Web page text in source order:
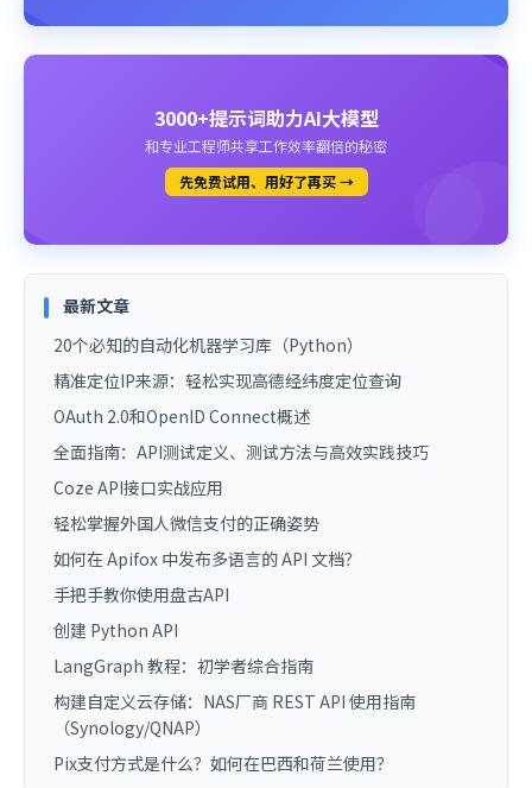
3000+提示词助力AI大模型
和专业工程师共享工作效率翻倍的秘密
先免费试用、用好了再买 →
最新文章
20个必知的自动化机器学习库（Python）
精准定位IP来源：轻松实现高德经纬度定位查询
OAuth 2.0和OpenID Connect概述
全面指南：API测试定义、测试方法与高效实践技巧
Coze API接口实战应用
轻松掌握外国人微信支付的正确姿势
如何在 Apifox 中发布多语言的 API 文档？
手把手教你使用盘古API
创建 Python API
LangGraph 教程：初学者综合指南
构建自定义云存储：NAS厂商 REST API 使用指南
（Synology/QNAP）
Pix支付方式是什么？如何在巴西和荷兰使用？